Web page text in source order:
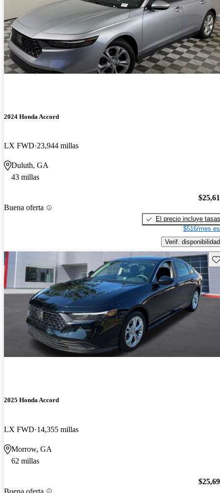
2024 Honda Accord
LX FWD 23,944 millas
Duluth, GA
43 millas
Buena oferta
El precio incluye tasas
$516/mes
Verif. disponibilidad
2025 Honda Accord
LX FWD 14,355 millas
Morrow, GA
62 millas
Buena oferta